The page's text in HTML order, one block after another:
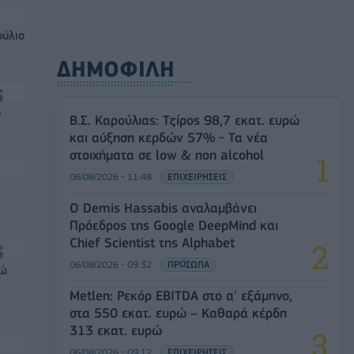
ΔΗΜΟΦΙΛΗ
Β.Σ. Καρούλιας: Τζίρος 98,7 εκατ. ευρώ
και αύξηση κερδών 57% - Τα νέα
στοιχήματα σε low & non alcohol
06/08/2026 - 11:48 ΕΠΙΧΕΙΡΗΣΕΙΣ
Ο Demis Hassabis αναλαμβάνει
Πρόεδρος της Google DeepMind και
Chief Scientist της Alphabet
06/08/2026 - 09:32 ΠΡΟΣΩΠΑ
Metlen: Ρεκόρ EBITDA στο α' εξάμηνο,
στα 550 εκατ. ευρώ – Καθαρά κέρδη
313 εκατ. ευρώ